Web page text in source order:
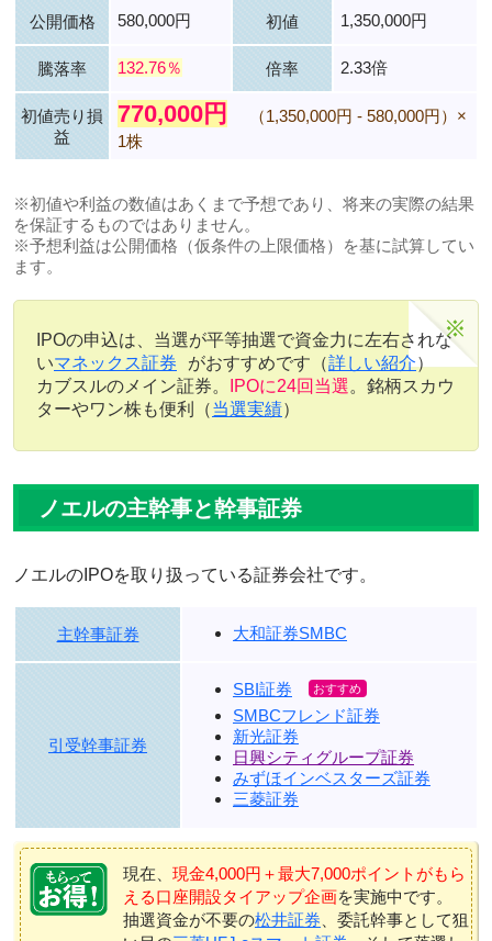
公開価格 580,000円 初値 1,350,000円
騰落率 132.76％ 倍率 2.33倍
初値売り損
益
770,000円
（1,350,000円 - 580,000円）×
1株
※初値や利益の数値はあくまで予想であり、将来の実際の結果
を保証するものではありません。
※予想利益は公開価格（仮条件の上限価格）を基に試算してい
ます。
IPOの申込は、当選が平等抽選で資金力に左右されな
いマネックス証券 がおすすめです（詳しい紹介）
カブスルのメイン証券。
IPOに24回当選。銘柄スカウ
ターやワン株も便利（当選実績）
ノエルの主幹事と幹事証券
ノエルのIPOを取り扱っている証券会社です。
主幹事証券 大和証券SMBC
引受幹事証券
SBI証券
SMBCフレンド証券
新光証券
日興シティグループ証券
みずほインベスターズ証券
三菱証券
現在、 現金4,000円＋最大7,000ポイントがもら
える口座開設タイアップ企画を実施中です。
抽選資金が不要の松井証券 、委託幹事として狙